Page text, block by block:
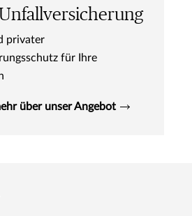
privater
für Ihre
über unser Angebot